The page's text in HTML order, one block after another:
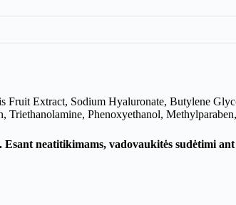
Fruit Extract, Sodium Hyaluronate, Butylene
Phenoxyethanol,
neatitikimams, vadovaukitės sudėtimi